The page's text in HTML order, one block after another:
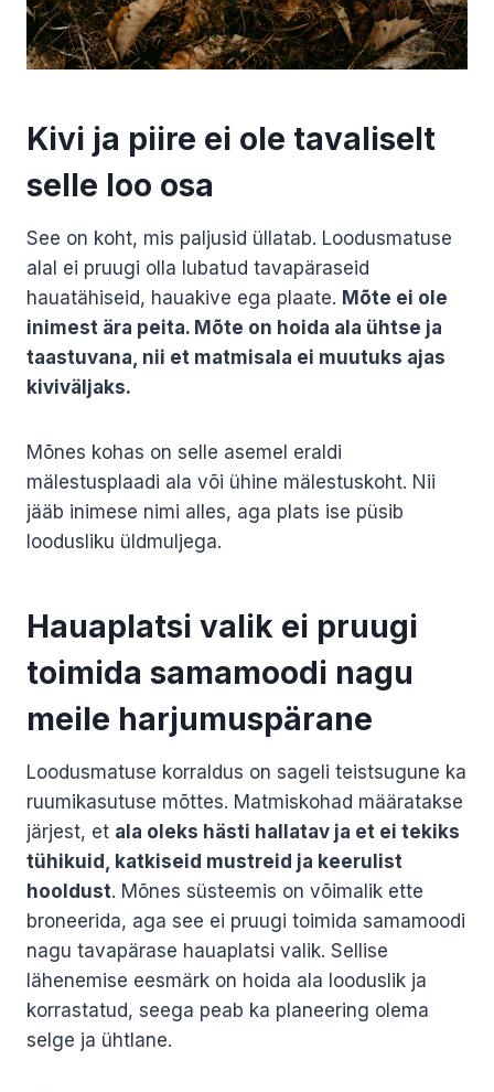
Kivi ja piire ei ole tavaliselt
selle loo osa
See on koht, mis paljusid üllatab. Loodusmatuse
alal ei pruugi olla lubatud tavapäraseid
hauatähiseid, hauakive ega plaate. Mõte ei ole
inimest ära peita. Mõte on hoida ala ühtse ja
taastuvana, nii et matmisala ei muutuks ajas
kiviväljaks.
Mõnes kohas on selle asemel eraldi
mälestusplaadi ala või ühine mälestuskoht. Nii
jääb inimese nimi alles, aga plats ise püsib
loodusliku üldmuljega.
Hauaplatsi valik ei pruugi
toimida samamoodi nagu
meile harjumuspärane
Loodusmatuse korraldus on sageli teistsugune ka
ruumikasutuse mõttes. Matmiskohad määratakse
järjest, et ala oleks hästi hallatav ja et ei tekiks
tühikuid, katkiseid mustreid ja keerulist
hooldust. Mõnes süsteemis on võimalik ette
broneerida, aga see ei pruugi toimida samamoodi
nagu tavapärase hauaplatsi valik. Sellise
lähenemise eesmärk on hoida ala looduslik ja
korrastatud, seega peab ka planeering olema
selge ja ühtlane.